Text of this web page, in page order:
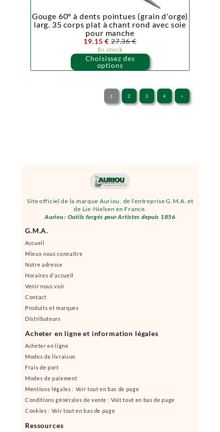
Site officiel de la marque Auriou, de l'entreprise G.M.A. et
de Lie-Nielsen en France.
Auriou : Outils forgés pour Artistes depuis 1856
G.M.A.
Accueil
Mieux nous connaître
Notre adresse
Horaires d'accueil
Venir nous voir
Contact
Produits et marques
Distributeurs
Acheter en ligne et information légales
Acheter en ligne
Modes de livraison
Frais de port
Modes de paiement
Mentions légales : Voir tout en bas de page
Conditions générales de vente : Voit tout en bas de page
Cookies : Voir tout en bas de page
Ressources
Gouge 60° à dents pointues (grain d'orge)
larg. 35 corps plat à chant rond avec soie
pour manche
19.15 € 27.36 €
En stock
Choisissez des
options
1 2 3 4 >